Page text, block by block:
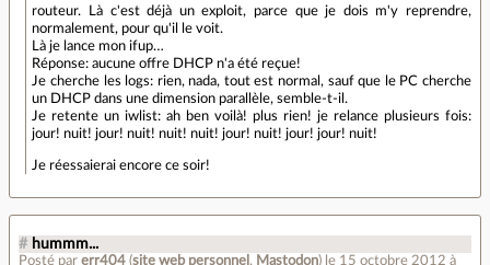
routeur. Là c'est déjà un exploit, parce que je dois m'y reprendre,
normalement, pour qu'il le voit.
Là je lance mon ifup…
Réponse: aucune offre DHCP n'a été reçue!
Je cherche les logs: rien, nada, tout est normal, sauf que le PC cherche
un DHCP dans une dimension parallèle, semble-t-il.
Je retente un iwlist: ah ben voilà! plus rien! je relance plusieurs fois:
jour! nuit! jour! nuit! nuit! nuit! jour! nuit! jour! jour! nuit!
Je réessaierai encore ce soir!
# hummm...
Posté par err404 (site web personnel , Mastodon) le 15 octobre 2012 à